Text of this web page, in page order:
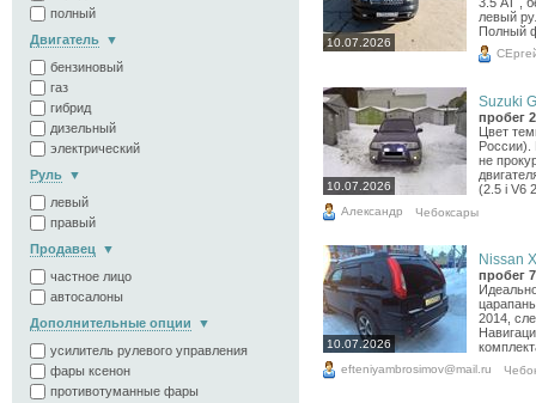
полный
Двигатель
бензиновый
газ
гибрид
дизельный
электрический
Руль
левый
правый
Продавец
частное лицо
автосалоны
Дополнительные опции
усилитель рулевого управления
фары ксенон
противотуманные фары
10.07.2026
левый
Полный
10.07.2026
Suzuki
пробег
Цвет
России).
не
(2.5 i V6
Александр Чебоксары
10.07.2026
Nissan
пробег
2014,
efteniyambrosimov@mail.ru